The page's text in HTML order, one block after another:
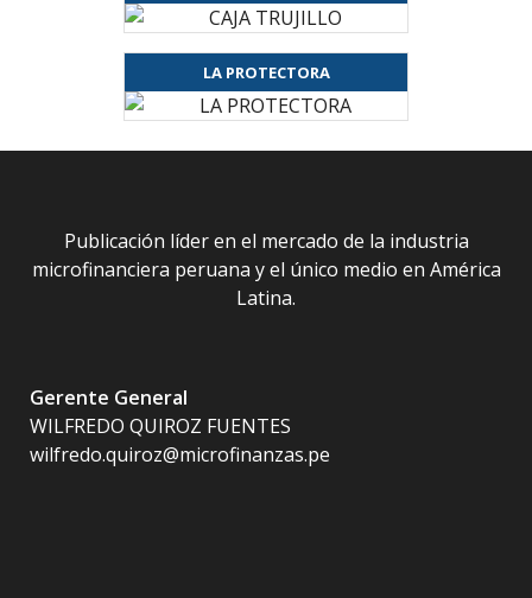
LA PROTECTORA
Publicación líder en el mercado de la industria
microfinanciera peruana y el único medio en América
Latina.
Gerente General
WILFREDO QUIROZ FUENTES
wilfredo.quiroz@microfinanzas.pe